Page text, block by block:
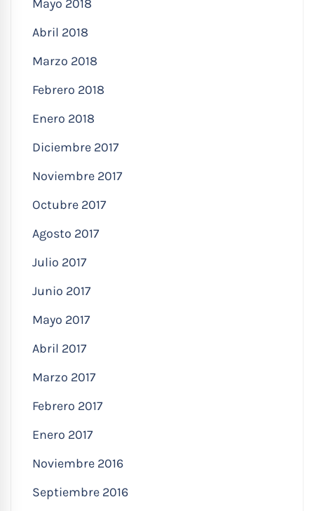
Mayo 2018
Abril 2018
Marzo 2018
Febrero 2018
Enero 2018
Diciembre 2017
Noviembre 2017
Octubre 2017
Agosto 2017
Julio 2017
Junio 2017
Mayo 2017
Abril 2017
Marzo 2017
Febrero 2017
Enero 2017
Noviembre 2016
Septiembre 2016